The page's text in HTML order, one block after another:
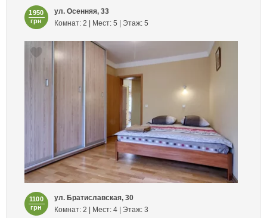
1950
грн
ул. Осенняя, 33
Комнат: 2 | Мест: 5 | Этаж: 5
1100
грн
ул. Братиславская, 30
Комнат: 2 | Мест: 4 | Этаж: 3